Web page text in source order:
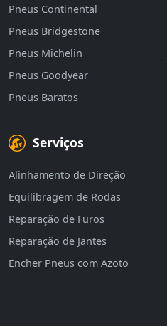
Pneus Continental
Pneus Bridgestone
Pneus Michelin
Pneus Goodyear
Pneus Baratos
Serviços
Alinhamento de Direção
Equilibragem de Rodas
Reparação de Furos
Reparação de Jantes
Encher Pneus com Azoto